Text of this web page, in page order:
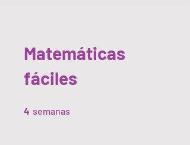
Matemáticas
fáciles
4 semanas